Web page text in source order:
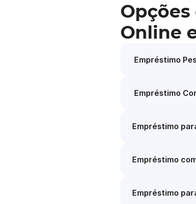
Online
Empréstimo
Empréstimo
Empréstimo
Empréstimo
Empréstimo